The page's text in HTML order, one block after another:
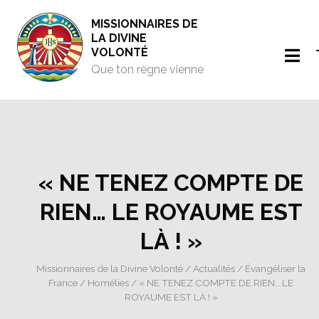
MISSIONNAIRES DE
LA DIVINE
VOLONTÉ
Que ton règne vienne
« NE TENEZ COMPTE DE
RIEN… LE ROYAUME EST
LÀ ! »
Missionnaires de la Divine Volonté / Actualités / Évangéliser la
France / Homélies / « NE TENEZ COMPTE DE RIEN… LE
ROYAUME EST LÀ ! »